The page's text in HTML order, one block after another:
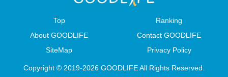
Top
Ranking
About GOODLIFE
Contact GOODLIFE
SiteMap
Privacy Policy
Copyright © 2019-2026 GOODLIFE All Rights Reserved.